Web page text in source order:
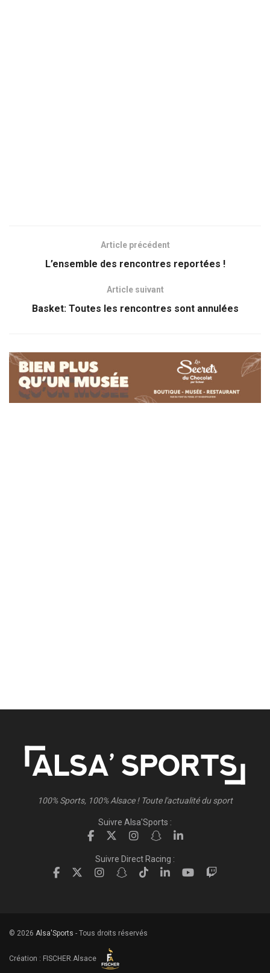
Article précédent
L’ensemble des rencontres reportées !
Article suivant
Basket: Toutes les rencontres sont annulées
100% Sports, 100% Alsace ! Toute l'actualité du sport
Suivre Alsa'Sports :
Suivre Direct Racing :
© 2026 Alsa'Sports - Tous droits réservés
Création : FISCHER.Alsace